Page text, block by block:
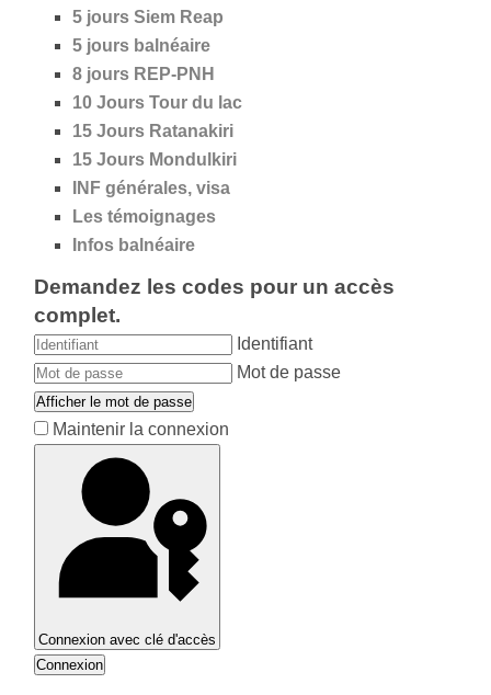
5 jours Siem Reap
5 jours balnéaire
8 jours REP-PNH
10 Jours Tour du lac
15 Jours Ratanakiri
15 Jours Mondulkiri
INF générales, visa
Les témoignages
Infos balnéaire
Demandez les codes pour un accès
complet.
Identifiant
Mot de passe
Afficher le mot de passe
Maintenir la connexion
Connexion avec clé d'accès
Connexion